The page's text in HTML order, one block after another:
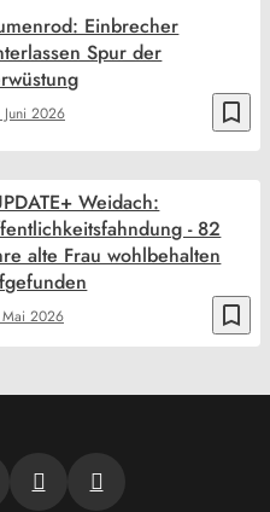
bookmark_border
2026
Einbrecher
Spur der
bookmark_border
Mai 2026
Weidach:
- 82
alte Frau wohlbehalten